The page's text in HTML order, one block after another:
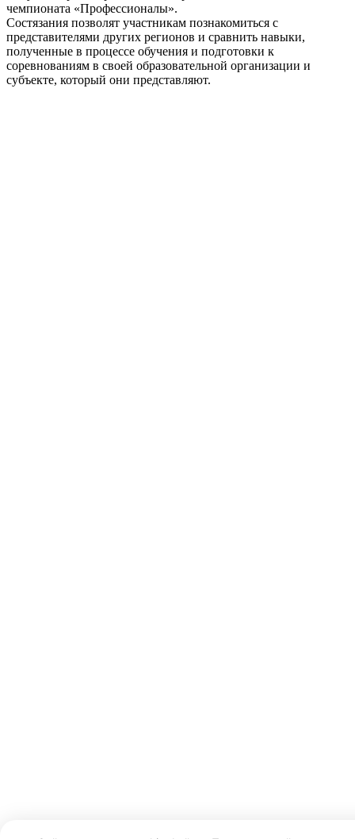
чемпионата «Профессионалы».
Состязания позволят участникам познакомиться с
представителями других регионов и сравнить навыки,
полученные в процессе обучения и подготовки к
соревнованиям в своей образовательной организации и
субъекте, который они представляют.